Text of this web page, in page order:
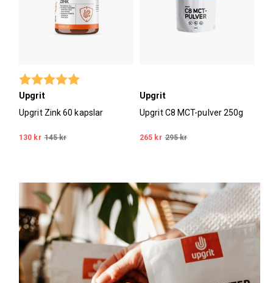
Betyg:
Upgrit
Upgrit Zink 60 kapslar
130 kr 145 kr
Upgrit
Upgrit C8 MCT-pulver 250g
265 kr 295 kr